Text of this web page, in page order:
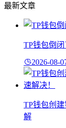
最新文章
TP钱包倒
2026-08-
TP钱包创
解